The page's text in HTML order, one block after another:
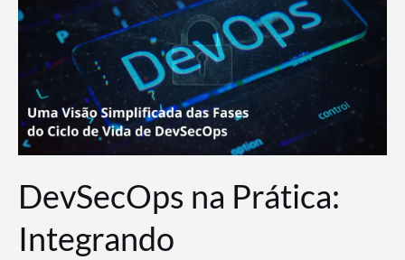
Rural
DevSecOps na Prática:
Integrando